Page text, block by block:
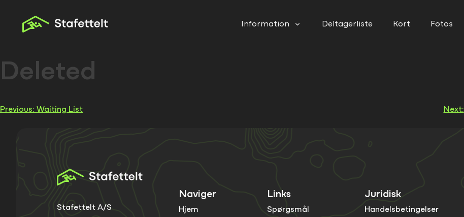
content
Information Deltagerliste Kort Fotos
Deleted
Indlægsnavigation
Previous: Waiting List Next:
Stafettelt A/S
Naviger
Hjem
Links
Spørgsmål
Juridisk
Handelsbetingelser